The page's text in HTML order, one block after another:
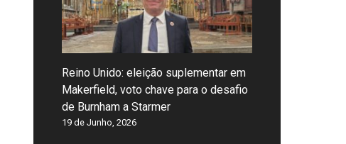
Reino Unido: eleição suplementar em
Makerfield, voto chave para o desafio
de Burnham a Starmer
19 de Junho, 2026